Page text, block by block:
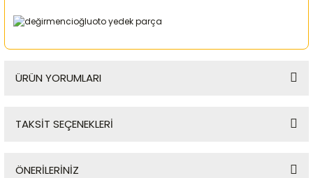
ÜRÜN YORUMLARI
TAKSİT SEÇENEKLERİ
ÖNERİLERİNİZ